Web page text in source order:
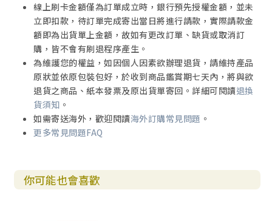
線上刷卡金額僅為訂單成立時，銀行預先授權金額，並未
立即扣款，待訂單完成寄出當日將進行請款，實際請款金
額即為出貨單上金額，故如有更改訂單、缺貨或取消訂
購，皆不會有刷退程序產生。
為維護您的權益，如因個人因素欲辦理退貨，請維持產品
原狀並依原包裝包好，於收到商品鑑賞期七天內，將與欲
退貨之商品、紙本發票及原出貨單寄回。詳細可閱讀退換
貨須知 。
如需寄送海外，歡迎閱讀海外訂購常見問題 。
更多常見問題FAQ
你可能也會喜歡